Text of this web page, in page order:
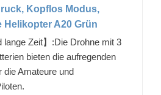
Kopflos Modus,
Helikopter A20 Grün
lange Zeit】:Die Drohne mit 3
bieten die aufregenden
die Amateure und